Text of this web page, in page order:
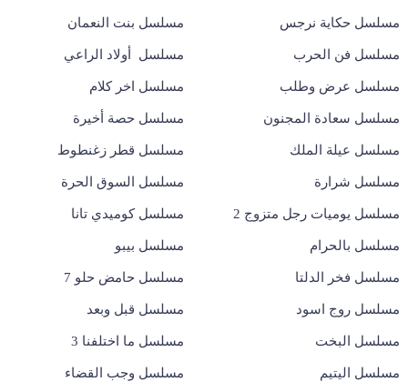
مسلسل حكاية نرجس مسلسل بنت النعمان
مسلسل فن الحرب مسلسل أولاد الراعي
مسلسل عرض وطلب مسلسل اخر كلام
مسلسل سعادة المجنون مسلسل حصة أخيرة
مسلسل عيلة الملك مسلسل قطر زغنطوط
مسلسل شرارة مسلسل السوق الحرة
مسلسل يوميات رجل متزوج 2 مسلسل كوميدي تانا
مسلسل بالحرام مسلسل بيبو
مسلسل فخر الدلتا مسلسل حامض حلو 7
مسلسل روج اسود مسلسل قبل وبعد
مسلسل البخت مسلسل ما اختلفنا 3
مسلسل اليتيم مسلسل وجب القضاء